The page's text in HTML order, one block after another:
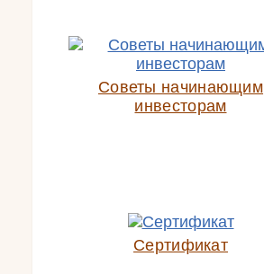
Советы начинающим
инвесторам
Сертификат